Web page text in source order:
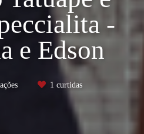
-
e Edson
1 curtidas